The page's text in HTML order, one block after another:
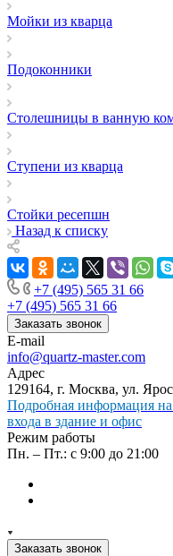
Мойки из кварца
Подоконники
Столешницы в ванную
Ступени из кварца
Стойки ресепшн
Назад к списку
+7 (495) 565 31 66
+7 (495) 565 31 66
Заказать звонок
E-mail
info@quartz-master.com
Адрес
129164, г. Москва, ул.
Подробная информация
входа в здание и офис
Режим работы
Пн. – Пт.: с 9:00 до 21:00
Заказать звонок